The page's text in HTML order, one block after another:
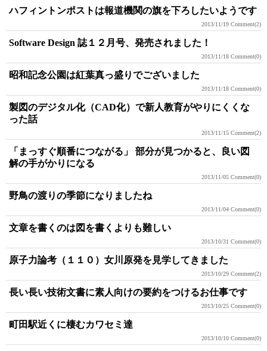
ハフィントンポストは報道機関の旗を下ろしたいようです
2013/11/19 Comment(2)
Software Design 誌１２月号、発売されました！
2013/11/18 Comment(0)
昭和記念公園は紅葉真っ盛りでございました
2013/11/18 Comment(0)
製図のデジタル化（CAD化）で新人教育がやりにくくな
った話
2013/11/15 Comment(2)
「まっすぐ順番につながる」 部分が見つかると、良い図
解の手がかりになる
2013/11/05 Comment(0)
野鳥の渡りの季節になりましたね
2013/11/04 Comment(0)
文章を書くのは図を書くよりも難しい
2013/10/31 Comment(0)
原子力論考（１１０）女川原発を見学してきました
2013/10/29 Comment(2)
長い長い技術文書に素人向けの要約をつけるお仕事です
2013/10/25 Comment(0)
町田駅近くに棲むカワセミ達
2013/10/10 Comment(0)